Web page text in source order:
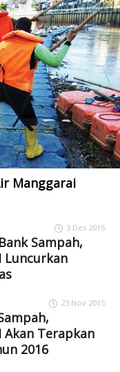
Manggarai
3 Des 2015
Sampah,
Luncurkan
23 Nov 2015
Akan Terapkan
2016